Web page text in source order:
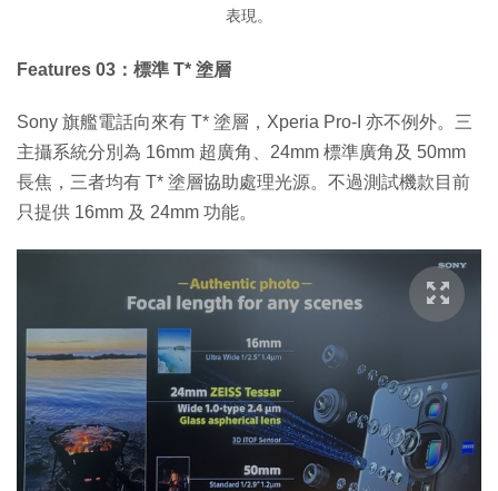
表現。
Features 03：標準 T* 塗層
Sony 旗艦電話向來有 T* 塗層，Xperia Pro-I 亦不例外。三
主攝系統分別為 16mm 超廣角、24mm 標準廣角及 50mm
長焦，三者均有 T* 塗層協助處理光源。不過測試機款目前
只提供 16mm 及 24mm 功能。